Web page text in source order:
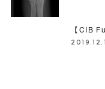
【CIB